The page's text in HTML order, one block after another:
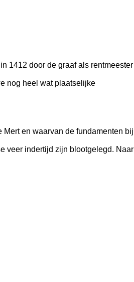
1412 door de graaf als rentmeester
nog heel wat plaatselijke
en waarvan de fundamenten bij
veer indertijd zijn blootgelegd. Naar